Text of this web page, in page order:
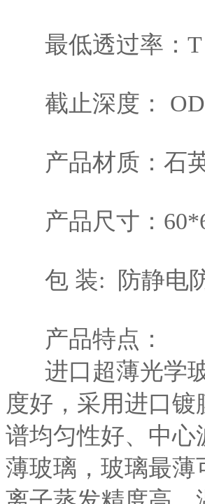
最低透过率：T
截止深度：
产品材质：石
产品尺寸：
包 装: 防静电
产品特点：
进口超薄光学
度好，采用进口
谱均匀性好、中
薄玻璃，玻璃最薄